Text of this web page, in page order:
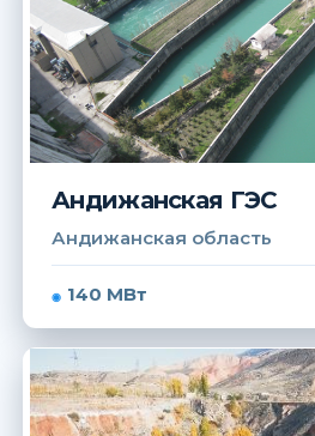
Андижанская ГЭС
Андижанская область
140 МВт